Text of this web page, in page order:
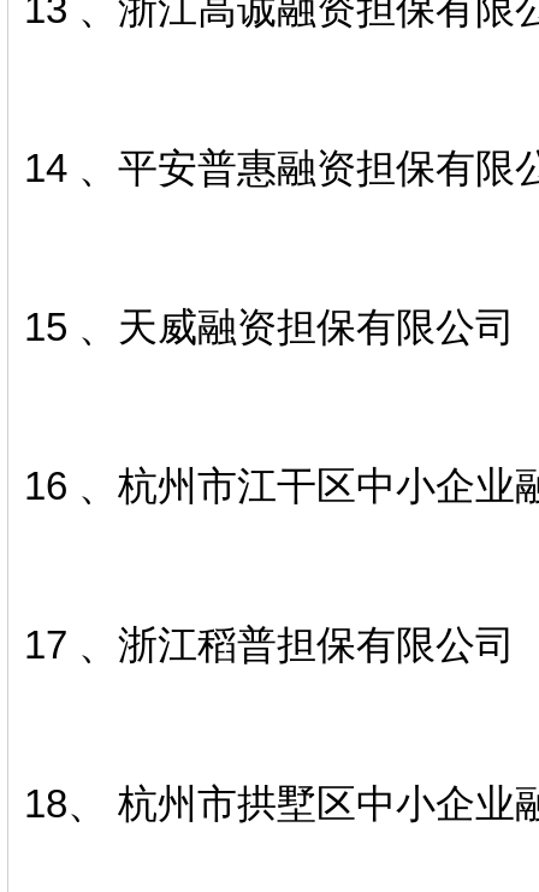
13 、浙江高诚融资担保有限
14 、平安普惠融资担保有限
15 、天威融资担保有限公司
16 、杭州市江干区中小企业
17 、浙江稻普担保有限公司
18、 杭州市拱墅区中小企业